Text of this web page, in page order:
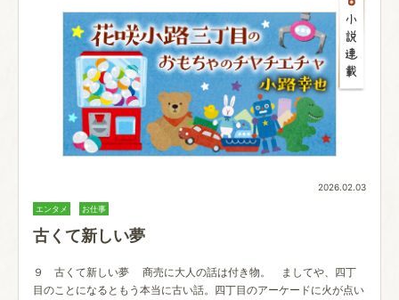
2026.02.03
エンタメ お仕事
古くて新しい夢
９ 古くて新しい夢 商売に大人の話は付き物。 ましてや、四丁
目のことになるともう本当に古い話。四丁目のアーケードに火が点い